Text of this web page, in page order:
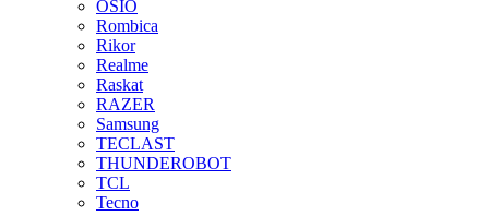
OSIO
Rombica
Rikor
Realme
Raskat
RAZER
Samsung
TECLAST
THUNDEROBOT
TCL
Tecno